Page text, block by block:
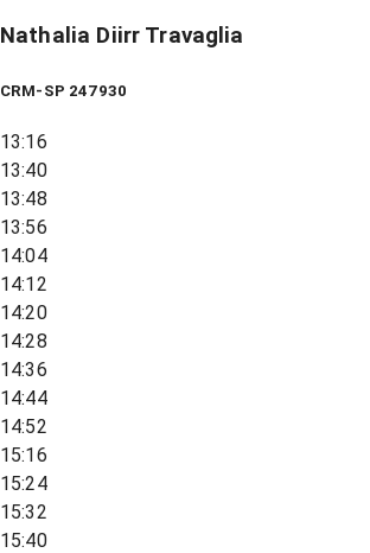
Nathalia Diirr Travaglia
CRM-SP 247930
13:16
13:40
13:48
13:56
14:04
14:12
14:20
14:28
14:36
14:44
14:52
15:16
15:24
15:32
15:40